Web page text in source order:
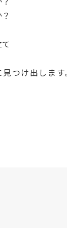
つけ出します